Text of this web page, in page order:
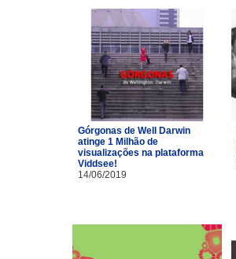
Górgonas de Well Darwin
atinge 1 Milhão de
visualizações na plataforma
Viddsee!
14/06/2019